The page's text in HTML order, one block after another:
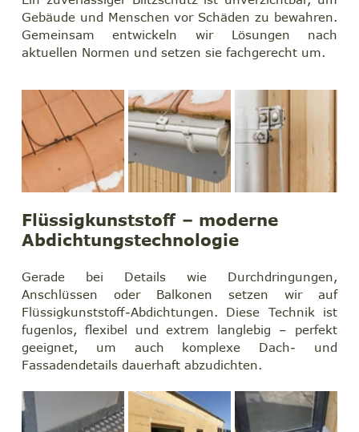
Gebäude und Menschen vor Schäden zu bewahren.
Gemeinsam entwickeln wir Lösungen nach
aktuellen Normen und setzen sie fachgerecht um.
Flüssigkunststoff – moderne
Abdichtungstechnologie
Gerade bei Details wie Durchdringungen,
Anschlüssen oder Balkonen setzen wir auf
Flüssigkunststoff-Abdichtungen. Diese Technik ist
fugenlos, flexibel und extrem langlebig – perfekt
geeignet, um auch komplexe Dach- und
Fassadendetails dauerhaft abzudichten.